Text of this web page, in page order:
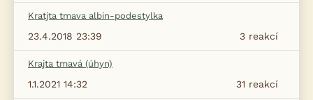
Kratjta tmava albin-podestylka
3 reakcí
23.4.2018 23:39
Krajta tmavá (úhyn)
31 reakcí
1.1.2021 14:32